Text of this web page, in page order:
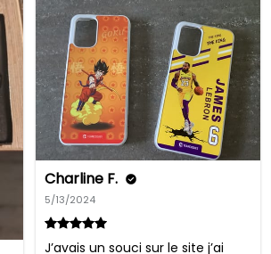
Charline F.
5/13/2024
J’avais un souci sur le site j’ai